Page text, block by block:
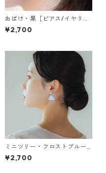
おばけ・黒［ピアス/イヤリン
グ］
¥2,700
ミニツリー・フロストブルー
［ピアス］
¥2,700